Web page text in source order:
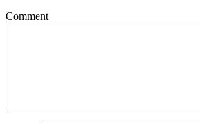
Comment